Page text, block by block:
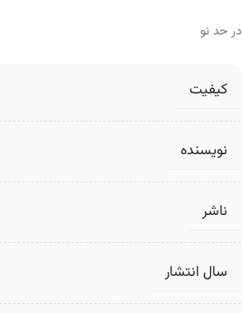
در حد نو
کیفیت
نویسنده
ناشر
سال انتشار